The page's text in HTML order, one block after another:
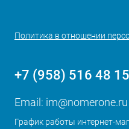
Политика в отношении
+7 (958) 516 48 15
Email: im@nomerone.ru
График работы интернет-